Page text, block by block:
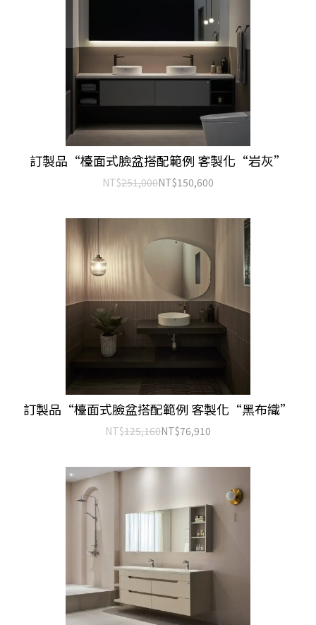
訂製品“檯面式臉盆搭配範例 客製化“岩灰”
NT$251,000NT$150,600
訂製品“檯面式臉盆搭配範例 客製化“黑布織”
NT$125,160NT$76,910